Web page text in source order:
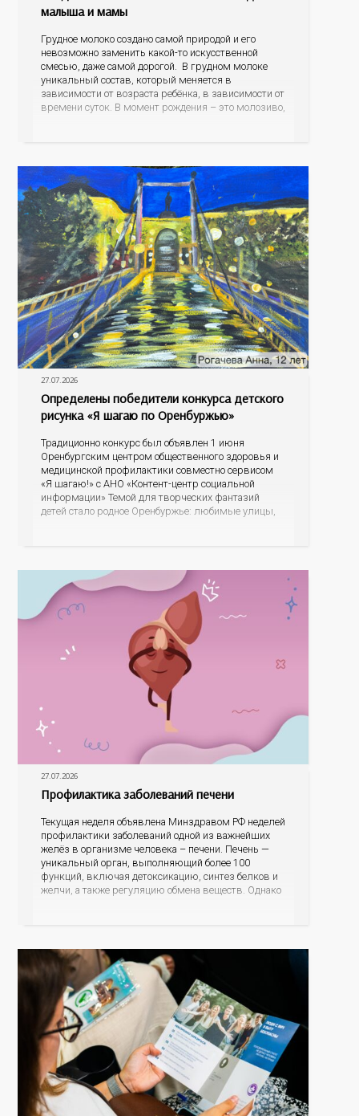
малыша и мамы
Грудное молоко создано самой природой и его
невозможно заменить какой-то искусственной
смесью, даже самой дорогой. В грудном молоке
уникальный состав, который меняется в
зависимости от возраста ребёнка, в зависимости от
времени суток. В момент рождения – это молозиво,
27.07.2026
Определены победители конкурса детского
рисунка «Я шагаю по Оренбуржью»
Традиционно конкурс был объявлен 1 июня
Оренбургским центром общественного здоровья и
медицинской профилактики совместно сервисом
«Я шагаю!» с АНО «Контент-центр социальной
информации» Темой для творческих фантазий
детей стало родное Оренбуржье: любимые улицы,
27.07.2026
Профилактика заболеваний печени
Текущая неделя объявлена Минздравом РФ неделей
профилактики заболеваний одной из важнейших
желёз в организме человека – печени. Печень —
уникальный орган, выполняющий более 100
функций, включая детоксикацию, синтез белков и
желчи, а также регуляцию обмена веществ. Однако